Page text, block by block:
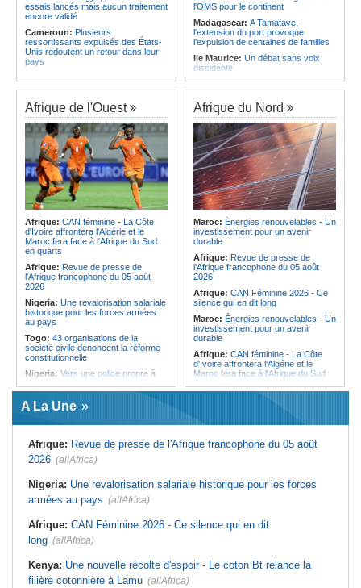
essais lancés mais aucun traitement
encore validé
Cameroun: Plusieurs
ressortissants expulsés des États-
Unis redoutent un retour dans leur
pays
Cameroun:Une campagne de
sensibilisation menée dans les
aéroports contre le trafic d'espèces
protégées
Congo-Kinshasa:« L'épidémie
d'Ebola ne montre aucun signe de
ralentissement »
Centrafrique:Reprise des
audiences criminelles après
plusieurs mois de retard
Congo-Kinshasa:Où en est le
projet d'échange de prisonniers
entre Kinshasa et l'AFC/M23?
Centrafrique:Incident au pays -
Les FACA récupèrent des armes
l'OMS pour le continent
Madagascar: A Tamatave,
l'extension du port provoque
l'expulsion de centaines de familles
Ile Maurice: Un débat sans voix
dissidente
Ile Maurice:Révision des frais de la
FSC - La crainte d'un coup de froid
sur la compétitivité
Ile Maurice:Fayzal Ally Beegun
dénonce des interpellations «sans
dignité»
Ile Maurice:Migration - Le pays
face au défi de la main-d'oeuvre de
demain
Ile Maurice:Plus d'émissions,
moins d'eau, toujours accro aux
fossiles - Le bilan climatique dans le
rouge
Ile Maurice:Le pays et l'Arabie
saoudite renforcent leur coopération
Afrique de l'Ouest
Afrique: CAN féminine - La Côte
d'Ivoire affrontera l'Algérie et le
Maroc fera face à l'Afrique du Sud
en quarts
Afrique: Revue de presse de
l'Afrique francophone du 05 août
2026
Nigeria: Une revalorisation salariale
historique pour les forces armées
au pays
Togo: 43 organisations de la
société civile dénoncent la réforme
constitutionnelle
Nigeria: Vers une police propre à
enlèvements
Afrique de l'Ouest:
Deux débats confondus
Afrique:CAN féminine - La Côte
d'Ivoire affrontera l'Algérie et le
Maroc fera face à l'Afrique du Sud
Sénégal:Ouverture du procès des
trois chroniqueurs proches du
Pastef pour offense au chef de l'État
Mali:La Cour suprême rejette la
demande de libération du militant
Clément Dembélé
Guinée:
Polémique autour des
vacances du président Doumbouya
en Grèce - Opposition et citoyens
Afrique du Nord
Maroc: Énergies renouvelables - Un
investissement pour un avenir
durable
Afrique: Revue de presse de
l'Afrique francophone du 05 août
2026
Afrique: CAN Féminine 2026 - Ce
silence qui en dit long
Maroc: Énergies renouvelables - Un
investissement pour un avenir
durable
Afrique: CAN féminine - La Côte
d'Ivoire affrontera l'Algérie et le
Maroc fera face à l'Afrique du Sud
endémique à Radès oblige le
avoir prévenu l'Espagne des risques
avant la crise migratoire
économique et diplomatique
au premier semestre
A La Une
Afrique: Revue de presse de l'Afrique francophone du 05 août
2026 (allAfrica)
Nigeria: Une revalorisation salariale historique pour les forces
armées au pays (allAfrica)
Afrique: CAN Féminine 2026 - Ce silence qui en dit
long (allAfrica)
Kenya: Une nouvelle récolte d'espoir - Le coton Bt relance la
filière cotonnière à Lamu (allAfrica)